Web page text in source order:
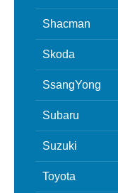
Shacman
Skoda
SsangYong
Subaru
Suzuki
Toyota